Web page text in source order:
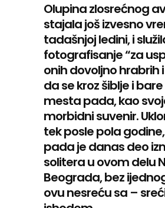
Olupina zlosrećnog
stajala još izvesno
tadašnjoj ledini, i
fotografisanje “za
onih dovoljno hrabrih
da se kroz šiblje i
mesta pada, kao
morbidni suvenir.
tek posle pola
pada je danas deo
solitera u ovom delu
Beograda, bez
ovu nesreću sa –